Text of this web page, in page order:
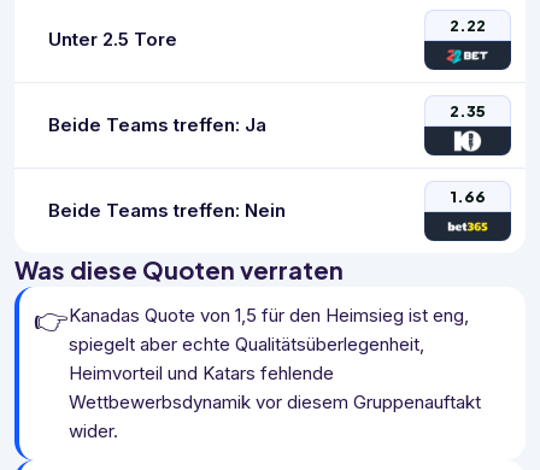
Unter 2.5 Tore
2.22
Beide Teams treffen: Ja
2.35
Beide Teams treffen: Nein
1.66
Was diese Quoten verraten
👉Kanadas Quote von 1,5 für den Heimsieg ist eng,
spiegelt aber echte Qualitätsüberlegenheit,
Heimvorteil und Katars fehlende
Wettbewerbsdynamik vor diesem Gruppenauftakt
wider.